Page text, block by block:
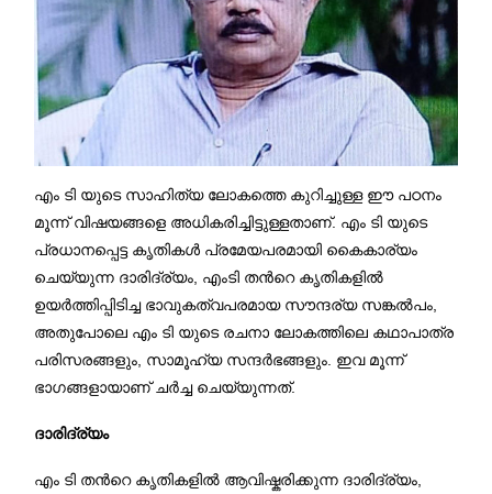
എം ടി യുടെ സാഹിത്യ ലോകത്തെ കുറിച്ചുള്ള ഈ പഠനം
മൂന്ന് വിഷയങ്ങളെ അധികരിച്ചിട്ടുള്ളതാണ്. എം ടി യുടെ
പ്രധാനപ്പെട്ട കൃതികള്‍ പ്രമേയപരമായി കെെകാര്യം
ചെയ്യുന്ന ദാരിദ്ര്യം, എംടി തന്‍റെ കൃതികളില്‍
ഉയര്‍ത്തിപ്പിടിച്ച ഭാവുകത്വപരമായ സൗന്ദര്യ സങ്കൽപം,
അതുപോലെ എം ടി യുടെ രചനാ ലോകത്തിലെ കഥാപാത്ര
പരിസരങ്ങളും, സാമൂഹ്യ സന്ദർഭങ്ങളും. ഇവ മൂന്ന്
ഭാഗങ്ങളായാണ് ചര്‍ച്ച ചെയ്യുന്നത്.
ദാരിദ്ര്യം
എം ടി തന്‍റെ കൃതികളില്‍ ആവിഷ്കരിക്കുന്ന ദാരിദ്ര്യം,